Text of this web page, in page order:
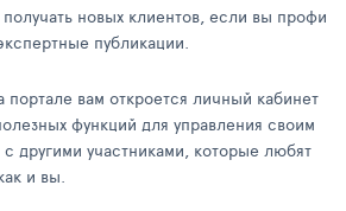
новых клиентов, если вы профи
публикации.
портале вам откроется личный кабинет
функций для управления своим
другими участниками, которые любят
и вы.